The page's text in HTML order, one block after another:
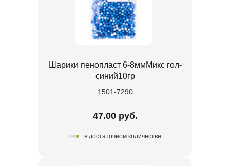
Шарики пенопласт 6-8ммМикс гол-
синий10гр
1501-7290
47.00 руб.
в достаточном количестве